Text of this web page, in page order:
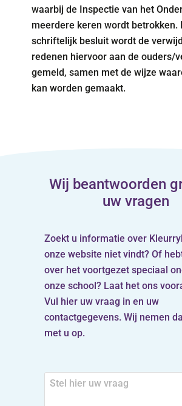
waarbij de Inspectie van het
meerdere keren wordt betrokken.
schriftelijk besluit wordt de
redenen hiervoor aan de ouders/
gemeld, samen met de wijze
kan worden gemaakt.
Wij beantwoorden
uw vragen
Zoekt u informatie over
onze website niet vindt? Of
over het voortgezet speciaal
onze school? Laat het ons
Vul hier uw vraag in en uw
contactgegevens. Wij nemen
met u op.
Stel
hier